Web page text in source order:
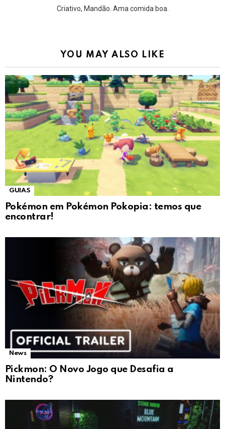
Criativo, Mandão. Ama comida boa.
YOU MAY ALSO LIKE
GUIAS
Pokémon em Pokémon Pokopia: temos que
encontrar!
News
Pickmon: O Novo Jogo que Desafia a
Nintendo?